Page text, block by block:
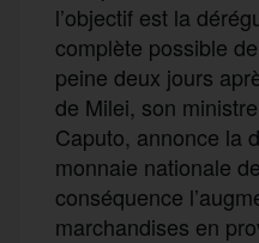
l’objectif est la
complète possible
peine deux jours
de Milei, son
Caputo, annonce la
monnaie nationale
conséquence l
marchandises en